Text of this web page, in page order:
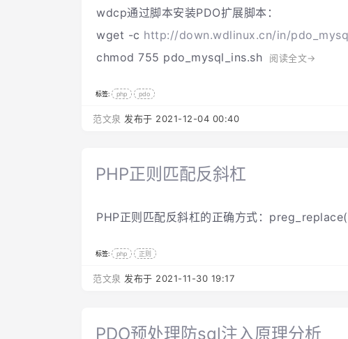
wdcp通过脚本安装PDO扩展脚本：
wget -c http://down.wdlinux.cn/in/
chmod 755 pdo_mysql_ins.sh
阅读全文→
标签: php pdo
范文泉 发布于 2021-12-04 00:40
PHP正则匹配反斜杠
PHP正则匹配反斜杠的正确方式：
标签: php 正则
范文泉 发布于 2021-11-30 19:17
PDO预处理防sql注入原理分析